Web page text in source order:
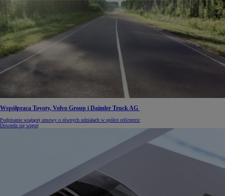
Współpraca Toyoty, Volvo Group i Daimler Truck AG
Podpisanie wiążącej umowy o równych udziałach w spółce cellcentric
Dowiedz się więcej